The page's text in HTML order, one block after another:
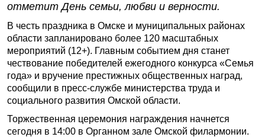
отметит День семьи, любви и верности.
В честь праздника в Омске и муниципальных районах
области запланировано более 120 масштабных
мероприятий (12+). Главным событием дня станет
чествование победителей ежегодного конкурса «Семья
года» и вручение престижных общественных наград,
сообщили в пресс-службе министерства труда и
социального развития Омской области.
Торжественная церемония награждения начнется
сегодня в 14:00 в Органном зале Омской филармонии.